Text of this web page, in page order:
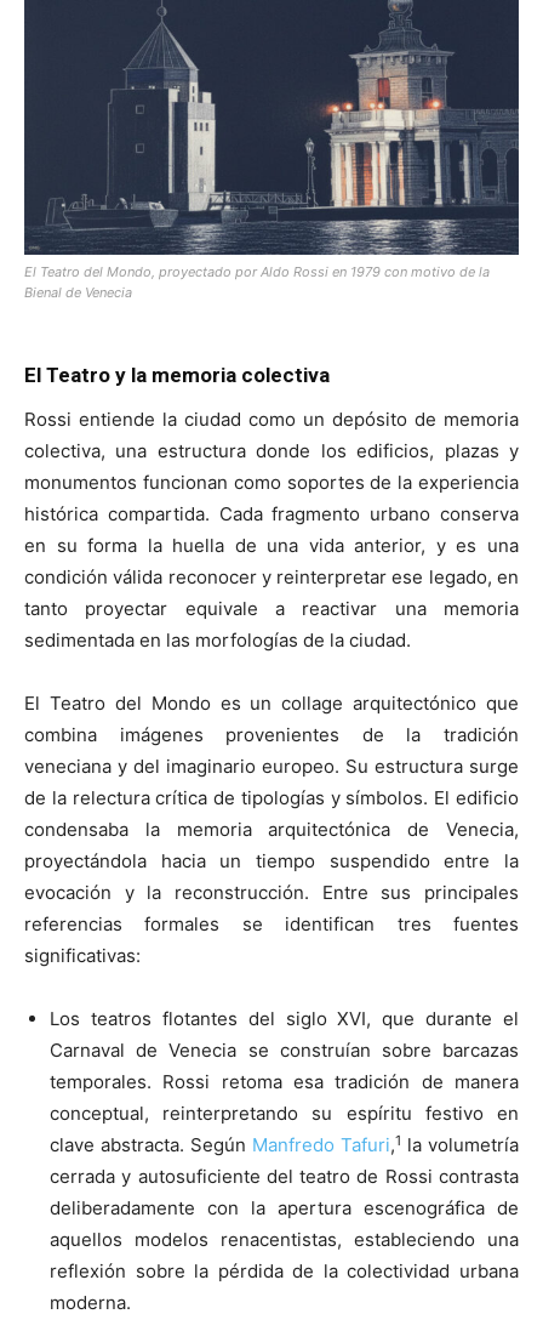
El Teatro del Mondo, proyectado por Aldo Rossi en 1979 con motivo de la
Bienal de Venecia
El Teatro y la memoria colectiva
Rossi entiende la ciudad como un depósito de memoria
colectiva, una estructura donde los edificios, plazas y
monumentos funcionan como soportes de la experiencia
histórica compartida. Cada fragmento urbano conserva
en su forma la huella de una vida anterior, y es una
condición válida reconocer y reinterpretar ese legado, en
tanto proyectar equivale a reactivar una memoria
sedimentada en las morfologías de la ciudad.
El Teatro del Mondo es un collage arquitectónico que
combina imágenes provenientes de la tradición
veneciana y del imaginario europeo. Su estructura surge
de la relectura crítica de tipologías y símbolos. El edificio
condensaba la memoria arquitectónica de Venecia,
proyectándola hacia un tiempo suspendido entre la
evocación y la reconstrucción. Entre sus principales
referencias formales se identifican tres fuentes
significativas:
Los teatros flotantes del siglo XVI, que durante el
Carnaval de Venecia se construían sobre barcazas
temporales. Rossi retoma esa tradición de manera
conceptual, reinterpretando su espíritu festivo en
clave abstracta. Según Manfredo Tafuri,1 la volumetría
cerrada y autosuficiente del teatro de Rossi contrasta
deliberadamente con la apertura escenográfica de
aquellos modelos renacentistas, estableciendo una
reflexión sobre la pérdida de la colectividad urbana
moderna.